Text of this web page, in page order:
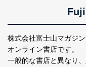
株式会社富士山マガジ
オンライン書店です。
一般的な書店と異なり、